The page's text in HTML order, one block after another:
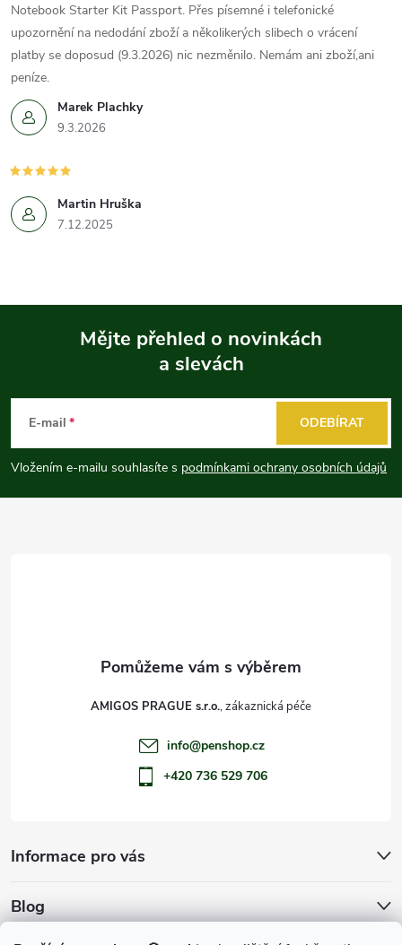
Marek Plachky
9.3.2026
Notebook Starter Kit Passport. Přes písemné i telefonické
upozornění na nedodání zboží a několikerých slibech o vrácení
platby se doposud (9.3.2026) nic nezměnilo. Nemám ani zboží,ani
peníze.
Martin Hruška
7.12.2025
p
a
Mějte přehled o novinkách
a slevách
E-mail
Vložením e-mailu souhlasíte s podmínkami ochrany osobních údajů
ODEBÍRAT
Informace pro vás
Blog
AMIGOS PRAGUE s.r.o.
info@penshop.cz
+420 736 529 706